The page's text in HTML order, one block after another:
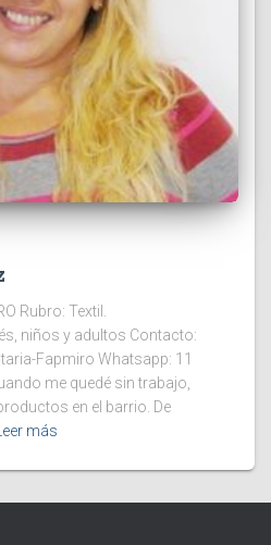
Rubro: Textil.
niños y adultos Contacto:
Fapmiro Whatsapp: 11
me quedé sin trabajo,
en el barrio. De
Leer más